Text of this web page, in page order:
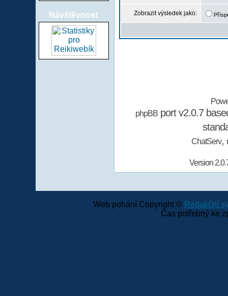
Návštěvnost Zobrazit výsledek jako:
phpBBport v2.0.7
ChatServ,
Version
Web pohání Copyright © Redakční
Čas potřebný ke